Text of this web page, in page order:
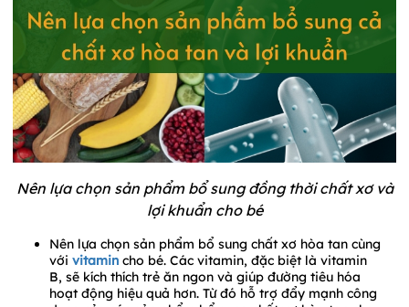
Nên lựa chọn sản phẩm bổ sung đồng thời chất xơ và
lợi khuẩn cho bé
Nên lựa chọn sản phẩm bổ sung chất xơ hòa tan cùng
với vitamin cho bé. Các vitamin, đặc biệt là vitamin
B, sẽ kích thích trẻ ăn ngon và giúp đường tiêu hóa
hoạt động hiệu quả hơn. Từ đó hỗ trợ đẩy mạnh công